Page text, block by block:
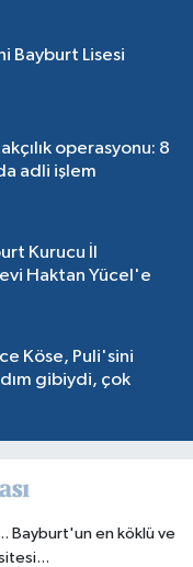
Bayburt Lisesi
operasyonu: 8
adli işlem
Kurucu İl
Haktan Yücel'e
Köse, Puli'sini
gibiydi, çok
Bayburt'un en köklü ve